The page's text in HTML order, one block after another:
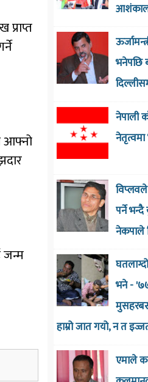
आफ्नो
जन्म
भनेपछि
नेपाली
नेतृत्वमा
पर्ने
नेकपाले
भने -
हाम्रो जात गयो, न त
एमाले